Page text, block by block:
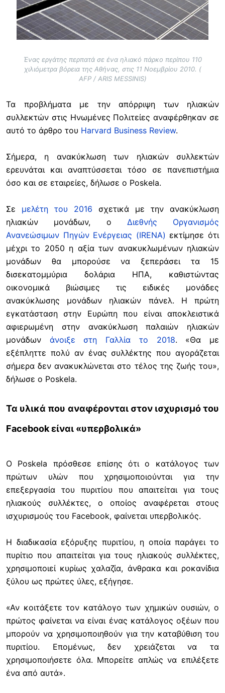
Ένας εργάτης περπατά σε ένα ηλιακό πάρκο περίπου 110
χιλιόμετρα βόρεια της Αθήνας, στις 11 Νοεμβρίου 2010. (
AFP / ARIS MESSINIS)
Τα προβλήματα με την απόρριψη των ηλιακών
συλλεκτών στις Ηνωμένες Πολιτείες αναφέρθηκαν σε
αυτό το άρθρο του Harvard Business Review.
Σήμερα, η ανακύκλωση των ηλιακών συλλεκτών
ερευνάται και αναπτύσσεται τόσο σε πανεπιστήμια
όσο και σε εταιρείες, δήλωσε ο Poskela.
Σε μελέτη του 2016 σχετικά με την ανακύκλωση
ηλιακών μονάδων, ο Διεθνής Οργανισμός
Ανανεώσιμων Πηγών Ενέργειας (IRENA) εκτίμησε ότι
μέχρι το 2050 η αξία των ανακυκλωμένων ηλιακών
μονάδων θα μπορούσε να ξεπεράσει τα 15
δισεκατομμύρια δολάρια ΗΠΑ, καθιστώντας
οικονομικά βιώσιμες τις ειδικές μονάδες
ανακύκλωσης μονάδων ηλιακών πάνελ. Η πρώτη
εγκατάσταση στην Ευρώπη που είναι αποκλειστικά
αφιερωμένη στην ανακύκλωση παλαιών ηλιακών
μονάδων άνοιξε στη Γαλλία το 2018. «Θα με
εξέπληττε πολύ αν ένας συλλέκτης που αγοράζεται
σήμερα δεν ανακυκλώνεται στο τέλος της ζωής του»,
δήλωσε ο Poskela.
Τα υλικά που αναφέρονται στον ισχυρισμό του
Facebook είναι «υπερβολικά»
Ο Poskela πρόσθεσε επίσης ότι ο κατάλογος των
πρώτων υλών που χρησιμοποιούνται για την
επεξεργασία του πυριτίου που απαιτείται για τους
ηλιακούς συλλέκτες, ο οποίος αναφέρεται στους
ισχυρισμούς του Facebook, φαίνεται υπερβολικός.
Η διαδικασία εξόρυξης πυριτίου, η οποία παράγει το
πυρίτιο που απαιτείται για τους ηλιακούς συλλέκτες,
χρησιμοποιεί κυρίως χαλαζία, άνθρακα και ροκανίδια
ξύλου ως πρώτες ύλες, εξήγησε.
«Αν κοιτάξετε τον κατάλογο των χημικών ουσιών, ο
πρώτος φαίνεται να είναι ένας κατάλογος οξέων που
μπορούν να χρησιμοποιηθούν για την καταβύθιση του
πυριτίου. Επομένως, δεν χρειάζεται να τα
χρησιμοποιήσετε όλα. Μπορείτε απλώς να επιλέξετε
ένα από αυτά».